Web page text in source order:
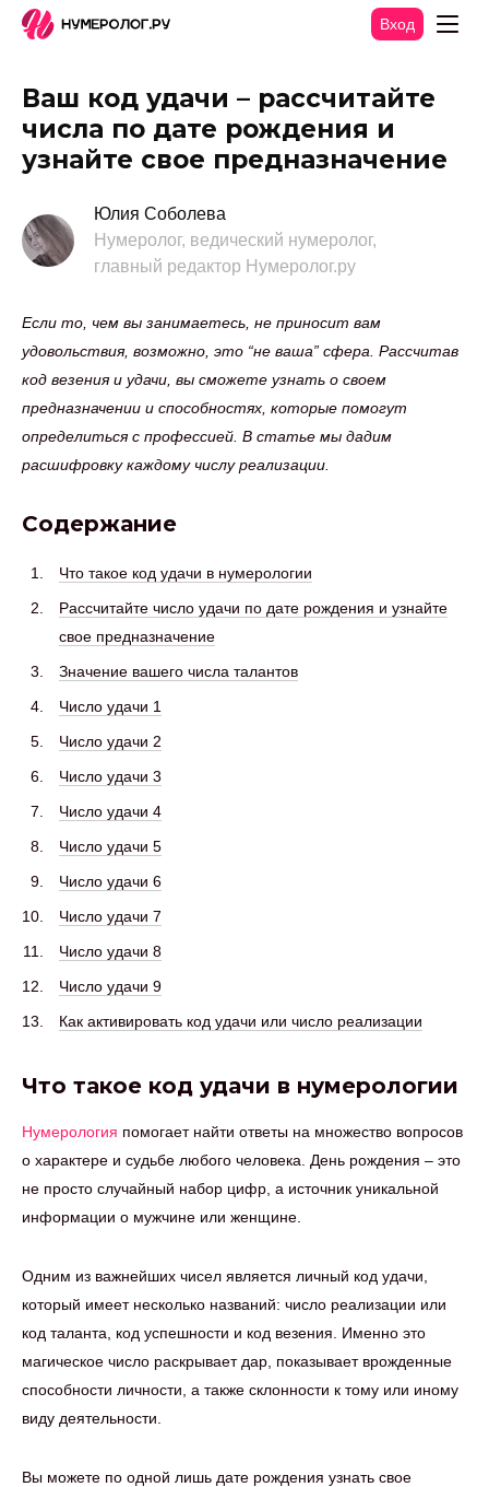
Вход
Ваш код удачи – рассчитайте
числа по дате рождения и
узнайте свое предназначение
Юлия Соболева
Нумеролог, ведический нумеролог,
главный редактор Нумеролог.ру
Если то, чем вы занимаетесь, не приносит вам
удовольствия, возможно, это “не ваша” сфера. Рассчитав
код везения и удачи, вы сможете узнать о своем
предназначении и способностях, которые помогут
определиться с профессией. В статье мы дадим
расшифровку каждому числу реализации.
Содержание
Что такое код удачи в нумерологии
Рассчитайте число удачи по дате рождения и узнайте
свое предназначение
Значение вашего числа талантов
Число удачи 1
Число удачи 2
Число удачи 3
Число удачи 4
Число удачи 5
Число удачи 6
Число удачи 7
Число удачи 8
Число удачи 9
Как активировать код удачи или число реализации
Что такое код удачи в нумерологии
Нумерология помогает найти ответы на множество вопросов
о характере и судьбе любого человека. День рождения – это
не просто случайный набор цифр, а источник уникальной
информации о мужчине или женщине.
Одним из важнейших чисел является личный код удачи,
который имеет несколько названий: число реализации или
код таланта, код успешности и код везения. Именно это
магическое число раскрывает дар, показывает врожденные
способности личности, а также склонности к тому или иному
виду деятельности.
Вы можете по одной лишь дате рождения узнать свое